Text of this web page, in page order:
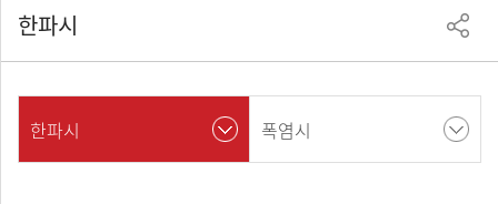
한파시
한파시 폭염시